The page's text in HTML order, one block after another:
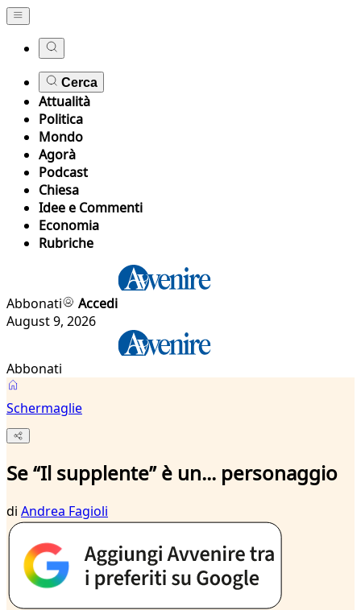
Cerca
Attualità
Politica
Mondo
Agorà
Podcast
Chiesa
Idee e Commenti
Economia
Rubriche
Abbonati
Accedi
August 9, 2026
Abbonati
Schermaglie
Se “Il supplente” è un... personaggio
di Andrea Fagioli